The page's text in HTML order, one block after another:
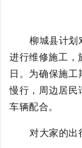
柳城县计划
进行维修施工，
日。为确保施
慢行，周边居民
车辆配合。
对大家的出